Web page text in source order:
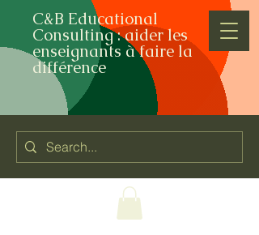
C&B Educational
Consulting : aider les
enseignants à faire la
différence